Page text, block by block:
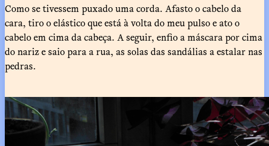
Como se tivessem puxado uma corda. Afasto o cabelo da
cara, tiro o elástico que está à volta do meu pulso e ato o
cabelo em cima da cabeça. A seguir, enfio a máscara por cima
do nariz e saio para a rua, as solas das sandálias a estalar nas
pedras.